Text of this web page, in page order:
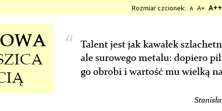
Rozmiar czcionek: A A+ A++